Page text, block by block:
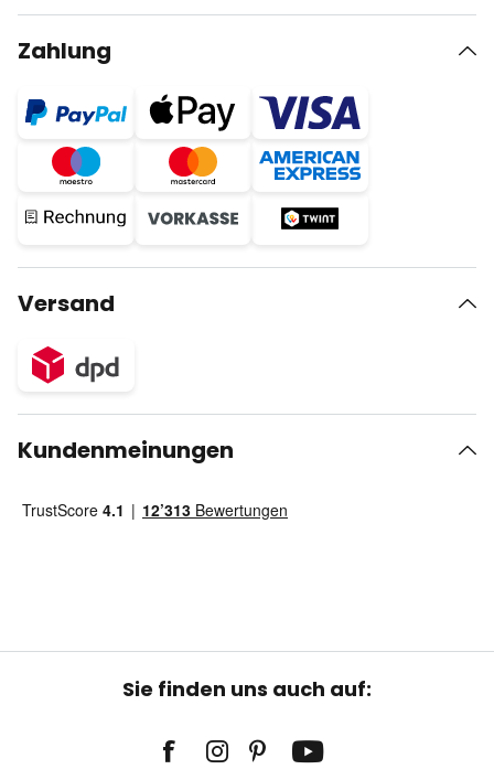
Zahlung
Versand
Kundenmeinungen
Sie finden uns auch auf: